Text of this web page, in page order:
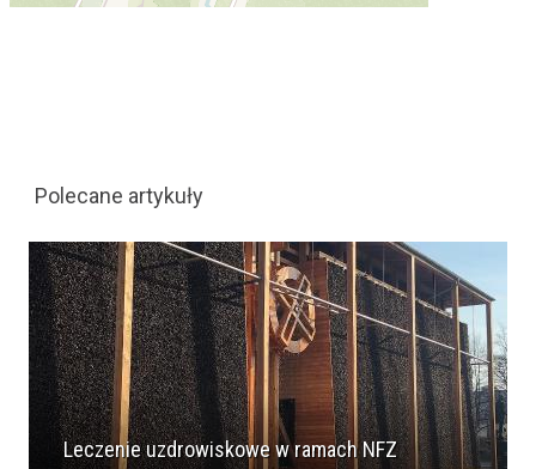
Polecane artykuły
Leczenie uzdrowiskowe w ramach NFZ